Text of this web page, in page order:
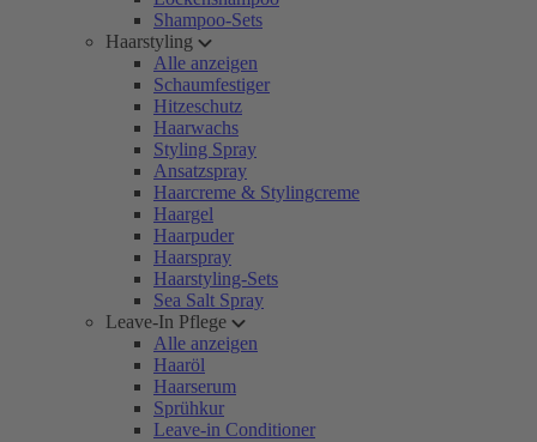
Shampoo-Sets
Haarstyling
Alle anzeigen
Schaumfestiger
Hitzeschutz
Haarwachs
Styling Spray
Ansatzspray
Haarcreme & Stylingcreme
Haargel
Haarpuder
Haarspray
Haarstyling-Sets
Sea Salt Spray
Leave-In Pflege
Alle anzeigen
Haaröl
Haarserum
Sprühkur
Leave-in Conditioner